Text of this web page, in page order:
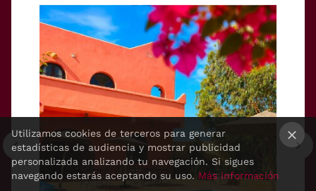
Utilizamos cookies de terceros para generar
estadísticas de audiencia y mostrar publicidad
personalizada analizando tu navegación. Si sigues
navegando estarás aceptando su uso. Más información